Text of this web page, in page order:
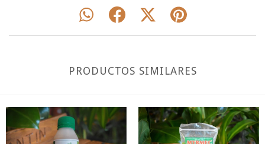
PRODUCTOS SIMILARES